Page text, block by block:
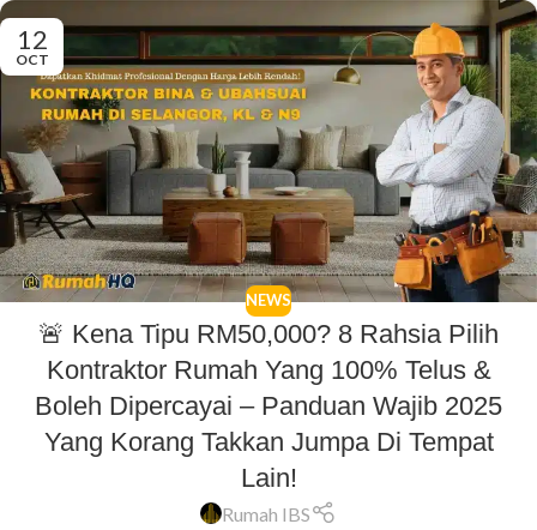
12
OCT
NEWS
🚨 Kena Tipu RM50,000? 8 Rahsia Pilih
Kontraktor Rumah Yang 100% Telus &
Boleh Dipercayai – Panduan Wajib 2025
Yang Korang Takkan Jumpa Di Tempat
Lain!
Rumah IBS